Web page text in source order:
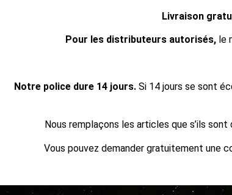
Livraison
Pour les distributeurs autorisés,le
Notre police dure 14 jours.Si 14 jours se sont
Nous remplaçons les articles que s’ils
Vous pouvez demander gratuitement une